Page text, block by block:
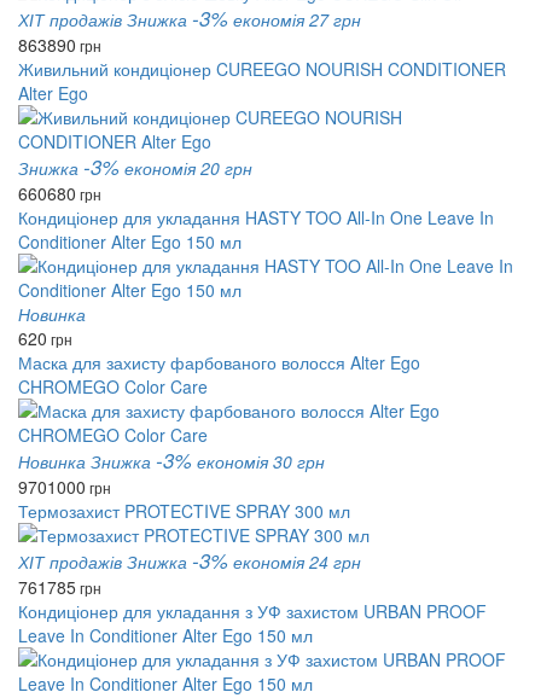
ХІТ продажів Знижка -3% економія 27 грн
863890 грн
Живильний кондиціонер CUREEGO NOURISH CONDITIONER
Alter Ego
Знижка -3% економія 20 грн
660680 грн
Кондиціонер для укладання HASTY TOO All-In One Leave In
Conditioner Alter Ego 150 мл
Новинка
620 грн
Маска для захисту фарбованого волосся Alter Ego
CHROMEGO Color Care
Новинка Знижка -3% економія 30 грн
9701000 грн
Термозахист PROTECTIVE SPRAY 300 мл
ХІТ продажів Знижка -3% економія 24 грн
761785грн
Кондиціонер для укладання з УФ захистом URBAN PROOF
Leave In Conditioner Alter Ego 150 мл